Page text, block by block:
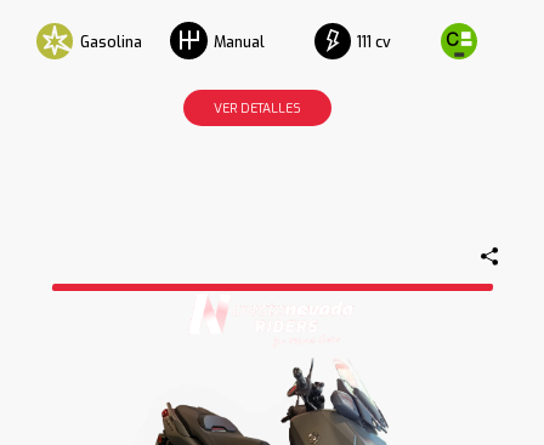
Gasolina Manual 111 cv
VER DETALLES